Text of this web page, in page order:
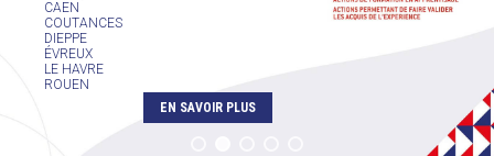
CAEN
COUTANCES
DIEPPE
ÉVREUX
LE HAVRE
ROUEN
EN SAVOIR PLUS